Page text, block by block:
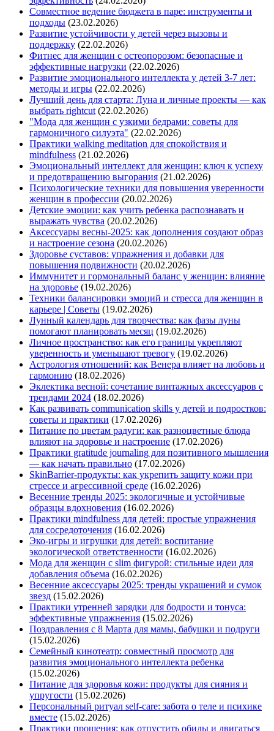
Совместное ведение бюджета в паре: инструменты и
подходы (23.02.2026)
Развитие устойчивости у детей через вызовы и
поддержку (22.02.2026)
Фитнес для женщин с остеопорозом: безопасные и
эффективные нагрузки (22.02.2026)
Развитие эмоционального интеллекта у детей 3-7 лет:
методы и игры (22.02.2026)
Лучший день для старта: Луна и личные проекты — как
выбрать rightcut (22.02.2026)
"Мода для женщин с узкими бедрами: советы для
гармоничного силуэта" (22.02.2026)
Практики walking meditation для спокойствия и
mindfulness (21.02.2026)
Эмоциональный интеллект для женщин: ключ к успеху
и предотвращению выгорания (21.02.2026)
Психологические техники для повышения уверенности
женщин в профессии (20.02.2026)
Детские эмоции: как учить ребенка распознавать и
выражать чувства (20.02.2026)
Аксессуары весны-2025: как дополнения создают образ
и настроение сезона (20.02.2026)
Здоровье суставов: упражнения и добавки для
повышения подвижности (20.02.2026)
Иммунитет и гормональный баланс у женщин: влияние
на здоровье (19.02.2026)
Техники балансировки эмоций и стресса для женщин в
карьере | Советы (19.02.2026)
Лунный календарь для творчества: как фазы луны
помогают планировать месяц (19.02.2026)
Личное пространство: как его границы укрепляют
уверенность и уменьшают тревогу (19.02.2026)
Астрология отношений: как Венера влияет на любовь и
гармонию (18.02.2026)
Эклектика весной: сочетание винтажных аксессуаров с
трендами 2024 (18.02.2026)
Как развивать communication skills у детей и подростков:
советы и практики (17.02.2026)
Питание по цветам радуги: как разноцветные блюда
влияют на здоровье и настроение (17.02.2026)
Практики gratitude journaling для позитивного мышления
— как начать правильно (17.02.2026)
SkinBarrier-продукты: как укрепить защиту кожи при
стрессе и агрессивной среде (16.02.2026)
Весенние тренды 2025: экологичные и устойчивые
образцы вдохновения (16.02.2026)
Практики mindfulness для детей: простые упражнения
для сосредоточения (16.02.2026)
Эко-игры и игрушки для детей: воспитание
экологической ответственности (16.02.2026)
Мода для женщин с slim фигурой: стильные идеи для
добавления объема (16.02.2026)
Весенние аксессуары 2025: тренды украшений и сумок
звезд (15.02.2026)
Практики утренней зарядки для бодрости и тонуса:
эффективные упражнения (15.02.2026)
Поздравления с 8 Марта для мамы, бабушки и подруги
(15.02.2026)
Семейный кинотеатр: совместный просмотр для
развития эмоционального интеллекта ребенка
(15.02.2026)
Питание для здоровья кожи: продукты для сияния и
упругости (15.02.2026)
Персональный ритуал self-care: забота о теле и психике
вместе (15.02.2026)
Практики прощения: как отпустить обиды и двигаться